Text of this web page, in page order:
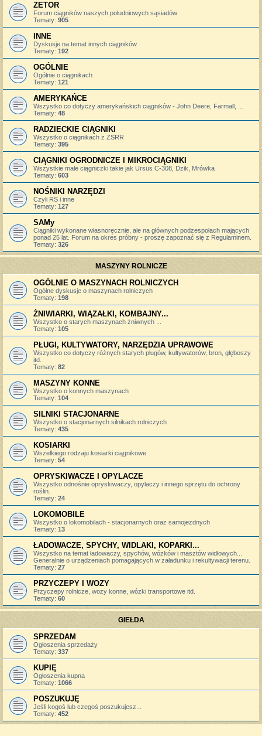
ZETOR
Forum ciągników naszych południowych sąsiadów
Tematy: 905
INNE
Dyskusje na temat innych ciągników
Tematy: 192
OGÓLNIE
Ogólnie o ciągnikach
Tematy: 121
AMERYKAŃCE
Wszystko co dotyczy amerykańskich ciągników - John Deere, Farmall, ...
Tematy: 48
RADZIECKIE CIĄGNIKI
Wszystko o ciągnikach z ZSRR
Tematy: 395
CIĄGNIKI OGRODNICZE I MIKROCIĄGNIKI
Wszystkie małe ciągniczki takie jak Ursus C-308, Dzik, Mrówka
Tematy: 603
NOŚNIKI NARZĘDZI
Czyli RS i inne
Tematy: 127
SAMy
Ciągniki wykonane własnoręcznie, ale na głównych podzespołach mających
ponad 25 lat. Forum na okres próbny - proszę zapoznać się z Regulaminem.
Tematy: 326
MASZYNY ROLNICZE
OGÓLNIE O MASZYNACH ROLNICZYCH
Ogólne dyskusje o maszynach rolniczych
Tematy: 198
ŻNIWIARKI, WIĄZAŁKI, KOMBAJNY...
Wszystko o starych maszynach żniwnych ...
Tematy: 105
PŁUGI, KULTYWATORY, NARZĘDZIA UPRAWOWE
Wszystko co dotyczy różnych starych pługów, kultywatorów, bron, głęboszy
itd.
Tematy: 82
MASZYNY KONNE
Wszystko o konnych maszynach
Tematy: 104
SILNIKI STACJONARNE
Wszystko o stacjonarnych silnikach rolniczych
Tematy: 435
KOSIARKI
Wszelkiego rodzaju kosiarki ciągnikowe
Tematy: 54
OPRYSKIWACZE I OPYLACZE
Wszystko odnośnie opryskiwaczy, opylaczy i innego sprzętu do ochrony
roślin.
Tematy: 24
LOKOMOBILE
Wszystko o lokomobilach - stacjonarnych oraz samojezdnych
Tematy: 13
ŁADOWACZE, SPYCHY, WIDLAKI, KOPARKI...
Wszystko na temat ładowaczy, spychów, wózków i masztów widłowych...
Generalnie o urządzeniach pomagających w załadunku i rekultywacji terenu.
Tematy: 27
PRZYCZEPY I WOZY
Przyczepy rolnicze, wozy konne, wózki transportowe itd.
Tematy: 60
GIEŁDA
SPRZEDAM
Ogłoszenia sprzedaży
Tematy: 337
KUPIĘ
Ogłoszenia kupna
Tematy: 1066
POSZUKUJĘ
Jeśli kogoś lub czegoś poszukujesz...
Tematy: 452